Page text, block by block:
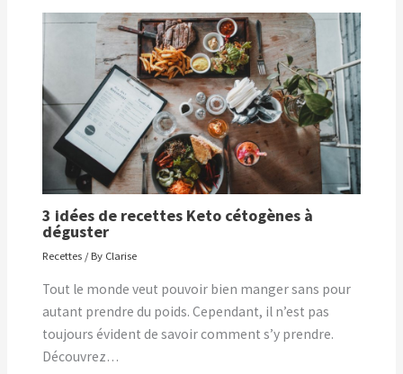
3 idées de recettes Keto cétogènes à
déguster
Recettes / By Clarise
Tout le monde veut pouvoir bien manger sans pour
autant prendre du poids. Cependant, il n’est pas
toujours évident de savoir comment s’y prendre.
Découvrez…